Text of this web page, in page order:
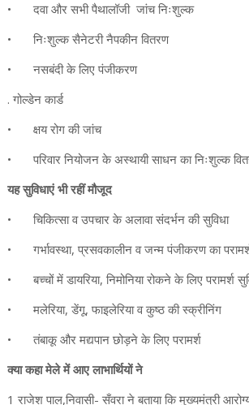
•
दवा और सभी पैथालॉजी जांच निःशुल्क
•
निःशुल्क सैनेटरी नैपकीन वितरण
•
नसबंदी के लिए पंजीकरण
. गोल्डेन कार्ड
•
क्षय रोग की जांच
•
परिवार नियोजन के अस्थायी साधन का निःशुल्क
यह सुविधाएं भी रहीं मौजूद
•
चिकित्सा व उपचार के अलावा संदर्भन की सुविधा
•
गर्भावस्था, प्रसवकालीन व जन्म पंजीकरण का
•
बच्चों में डायरिया, निमोनिया रोकने के लिए परामर्श
•
मलेरिया, डेंगू, फाइलेरिया व कुष्ठ की स्क्रीनिंग
•
तंबाकू और मद्यपान छोड़ने के लिए परामर्श
क्या कहा मेले में आए लाभार्थियों ने
1 राजेश पाल,निवासी- सँवरा ने बताया कि मुख्यमंत्री